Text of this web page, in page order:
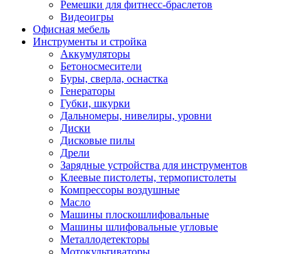
Ремешки для фитнесс-браслетов
Видеоигры
Офисная мебель
Инструменты и стройка
Аккумуляторы
Бетоносмесители
Буры, сверла, оснастка
Генераторы
Губки, шкурки
Дальномеры, нивелиры, уровни
Диски
Дисковые пилы
Дрели
Зарядные устройства для инструментов
Клеевые пистолеты, термопистолеты
Компрессоры воздушные
Масло
Машины плоскошлифовальные
Машины шлифовальные угловые
Металлодетекторы
Мотокультиваторы